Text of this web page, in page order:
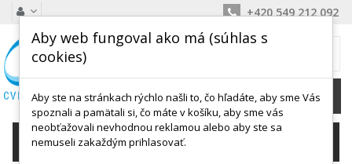
+420 549 212 092
KATEGÓRIE
Aby web fungoval ako má (súhlas s
cookies)
Aby ste na stránkach rýchlo našli to, čo hľadáte, aby sme Vás
spoznali a pamätali si, čo máte v košíku, aby sme vás
neobťažovali nevhodnou reklamou alebo aby ste sa
nemuseli zakaždým prihlasovať.